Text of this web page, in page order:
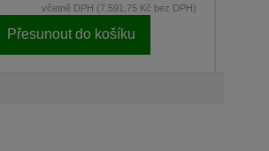
včetně DPH (7.591,75 Kč bez DPH)
Přesunout do košíku